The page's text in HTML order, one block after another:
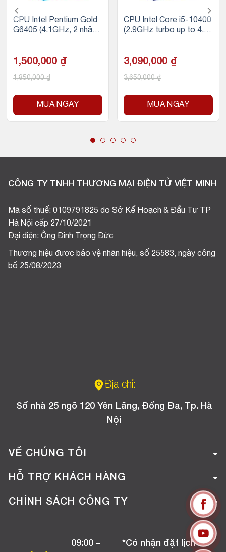
CPU Intel Pentium Gold
G6405 (4.1GHz, 2 nhân
200
1,500,000 ₫
1,850,000₫
MUA NGAY
CPU Intel Core i5-10400
(2.9GHz turbo up to 4.3
et Intel LGA 1200
3,090,000 ₫
3,650,000₫
MUA NGAY
CÔNG TY TNHH THƯƠNG MẠI ĐIỆN TỬ VIỆT MINH
Mã số thuế: 0109791825 do Sở Kế Hoạch & Đầu Tư TP
Hà Nội cấp 27/10/2021
Đại diện: Ông Đinh Trọng Đức
Thương hiệu được bảo vệ nhãn hiệu, số 25583, ngày công
bố 25/08/2023
Địa chỉ:
Số nhà 25 ngõ 120 Yên Lãng, Đống Đa, Tp. Hà
Nội
VỀ CHÚNG TÔI
Giới thiệu công ty
Tuyển dụng
HỖ TRỢ KHÁCH HÀNG
Hướng dẫn mua hàng online
Chương trình khuyến mãi
CHÍNH SÁCH CÔNG TY
Chính sách bảo hành09:00 – *Có nhận đặt lịch